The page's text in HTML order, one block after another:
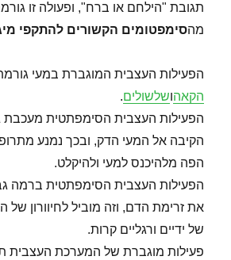
תגובת "הילחם או ברח", ופעולה זו
מהסימפטומים הקשורים להתקפי
הפעילות העצבית המוגברת במעי
הקאהושלשולים.
הפעילות העצבית הסימפתטית מעכבת
הקיבה אל המעי הדק, ובכך נמנע
הפה מלהיכנס למעי ולהיקלט.
הפעילות העצבית הסימפתטית ברמה
את זרימת הדם, וזה מוביל לחיוורון של
של ידיים ורגליים קרות.
פעילות מוגברת של המערכת העצבית